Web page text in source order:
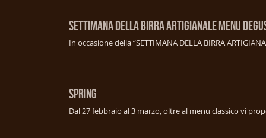
SETTIMANA DELLA BIRRA ARTIGIANALE MENU
SPRING